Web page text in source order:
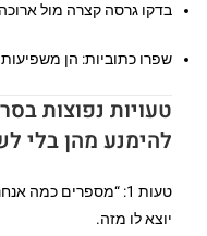
בדקו גרסה קצרה מול
שפרו כתוביות: הן
טעויות נפוצות
להימנע מהן בלי
טעות 1: “מספרים
יוצא לו מזה.